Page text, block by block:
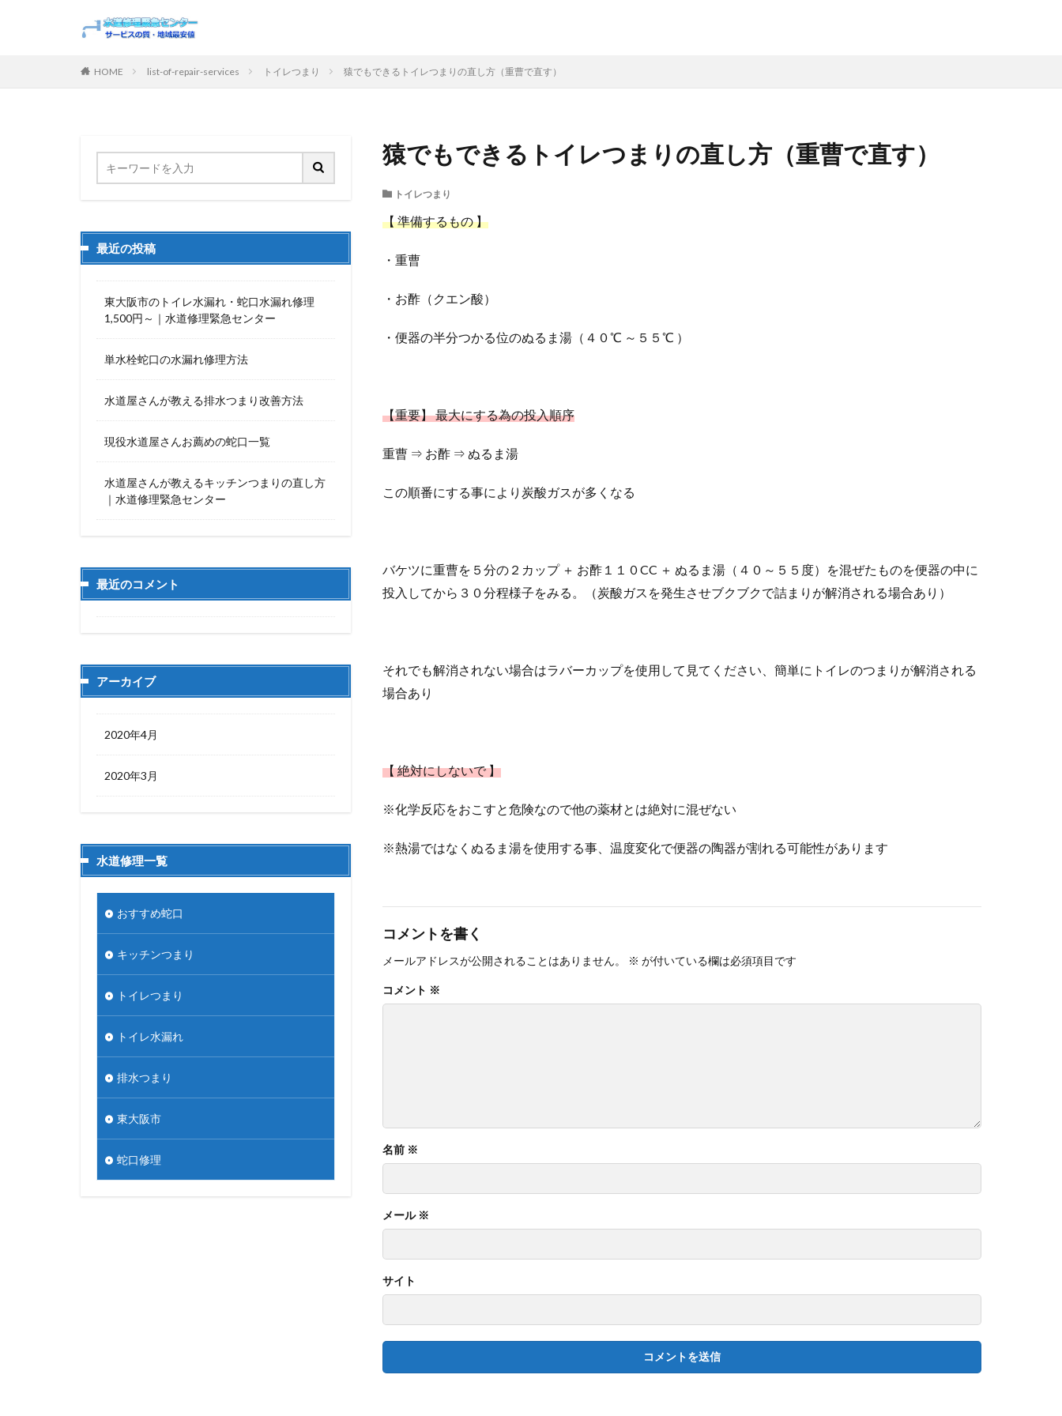
HOME list-of-repair-services トイレつまり 猿でもできるトイレつまりの直し方（重曹で直す）
猿でもできるトイレつまりの直し方（重曹で直す）
トイレつまり
【 準備するもの 】
・重曹
・お酢（クエン酸）
・便器の半分つかる位のぬるま湯（４０℃ ～５５℃ ）
【重要】 最大にする為の投入順序
重曹 ⇒ お酢 ⇒ ぬるま湯
この順番にする事により炭酸ガスが多くなる
バケツに重曹を５分の２カップ ＋ お酢１１０CC ＋ ぬるま湯（４０～５５度）を混ぜたものを便器の中に
投入してから３０分程様子をみる。（炭酸ガスを発生させブクブクで詰まりが解消される場合あり）
それでも解消されない場合はラバーカップを使用して見てください、簡単にトイレのつまりが解消される
場合あり
【 絶対にしないで 】
※化学反応をおこすと危険なので他の薬材とは絶対に混ぜない
※熱湯ではなくぬるま湯を使用する事、温度変化で便器の陶器が割れる可能性があります
コメントを書く
メールアドレスが公開されることはありません。 ※ が付いている欄は必須項目です
コメント ※
名前 ※
メール ※
サイト
最近の投稿
東大阪市のトイレ水漏れ・蛇口水漏れ修理
1,500円～｜水道修理緊急センター
単水栓蛇口の水漏れ修理方法
水道屋さんが教える排水つまり改善方法
現役水道屋さんお薦めの蛇口一覧
水道屋さんが教えるキッチンつまりの直し方
｜水道修理緊急センター
最近のコメント
アーカイブ
2020年4月
2020年3月
水道修理一覧
おすすめ蛇口
キッチンつまり
トイレつまり
トイレ水漏れ
排水つまり
東大阪市
蛇口修理